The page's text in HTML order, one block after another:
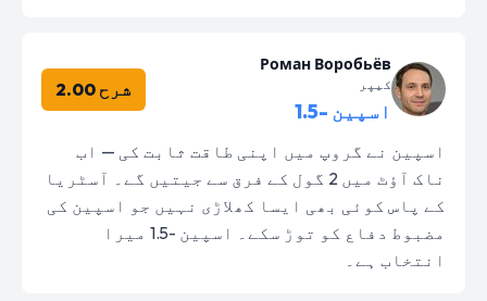
Роман Воробьёв
کیپر
اسپین -1.5
شرح 2.00
اسپین نے گروپ میں اپنی طاقت ثابت کی — اب
ناک آؤٹ میں 2 گول کے فرق سے جیتیں گے۔ آسٹریا
کے پاس کوئی بھی ایسا کھلاڑی نہیں جو اسپین کی
مضبوط دفاع کو توڑ سکے۔ اسپین -1.5 میرا
انتخاب ہے۔